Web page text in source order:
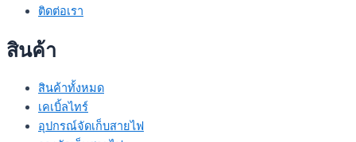
ติดต่อเรา
สินค้า
สินค้าทั้งหมด
เคเบิ้ลไทร์
อุปกรณ์จัดเก็บสายไฟ